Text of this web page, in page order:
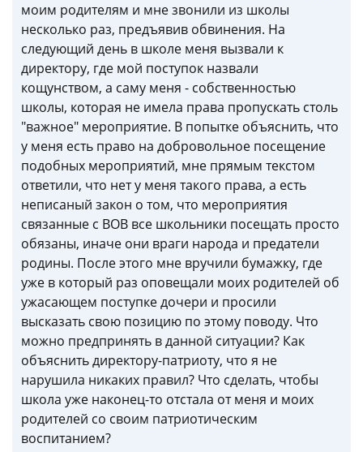
моим родителям и мне звонили из школы
несколько раз, предъявив обвинения. На
следующий день в школе меня вызвали к
директору, где мой поступок назвали
кощунством, а саму меня - собственностью
школы, которая не имела права пропускать столь
"важное" мероприятие. В попытке объяснить, что
у меня есть право на добровольное посещение
подобных мероприятий, мне прямым текстом
ответили, что нет у меня такого права, а есть
неписаный закон о том, что мероприятия
связанные с ВОВ все школьники посещать просто
обязаны, иначе они враги народа и предатели
родины. После этого мне вручили бумажку, где
уже в который раз оповещали моих родителей об
ужасающем поступке дочери и просили
высказать свою позицию по этому поводу. Что
можно предпринять в данной ситуации? Как
объяснить директору-патриоту, что я не
нарушила никаких правил? Что сделать, чтобы
школа уже наконец-то отстала от меня и моих
родителей со своим патриотическим
воспитанием?